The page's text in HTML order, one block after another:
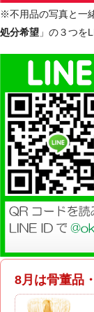
※不用品の写真と一
処分希望 」の３つを
8月は骨董品